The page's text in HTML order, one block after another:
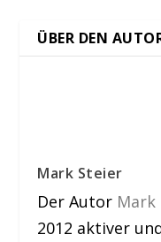
ÜBER DEN
Mark Steier
Der Autor Mark
2012 aktiver